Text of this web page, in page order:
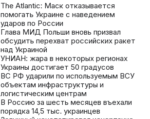
The Atlantic: Маск отказывается
помогать Украине с наведением
ударов по России
Глава МИД Польши вновь призвал
обсудить перехват российских ракет
над Украиной
УНИАН: жара в некоторых регионах
Украины достигает 50 градусов
ВС РФ ударили по используемым ВСУ
объектам инфраструктуры и
логистическим центрам
В Россию за шесть месяцев въехали
порядка 14,5 тыс. украинцев